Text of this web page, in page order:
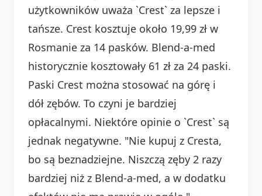
użytkowników uważa `Crest` za lepsze i
tańsze. Crest kosztuje około 19,99 zł w
Rosmanie za 14 pasków. Blend-a-med
historycznie kosztowały 61 zł za 24 paski.
Paski Crest można stosować na górę i
dół zębów. To czyni je bardziej
opłacalnymi. Niektóre opinie o `Crest` są
jednak negatywne. "Nie kupuj z Cresta,
bo są beznadziejne. Niszczą zęby 2 razy
bardziej niż z Blend-a-med, a w dodatku